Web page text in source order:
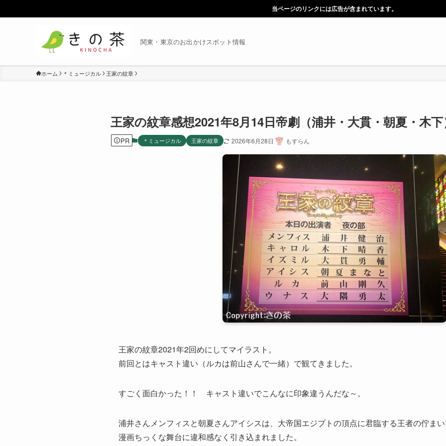
当ページのリンクには広告が含まれています。
関東・東京のお出かけスポット情報
ホーム ＊ミュージカル 王家の紋章
王家の紋章感想2021年8月14日帝劇（浦井・大貫・朝夏・木
PR ＊ミュージカル 王家の紋章 2026年6月28日 もすらん
王家の紋章2021年2回めにしてマイラスト。
前回とはキャスト違い（ルカは前山さんで一緒）で観てきました。
すごく面白かった！！ キャスト違いでこんなに印象違うんだな～。
浦井さんメンフィスと朝夏さんアイシスは、大帝国エジプトの頂点に君臨する王者の佇ま
漫画ちっくな舞台に違和感なく引き込まれました。